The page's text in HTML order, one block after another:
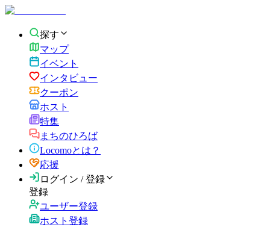
探す
マップ
イベント
インタビュー
クーポン
ホスト
特集
まちのひろば
Locomoとは？
応援
ログイン / 登録
登録
ユーザー登録
ホスト登録